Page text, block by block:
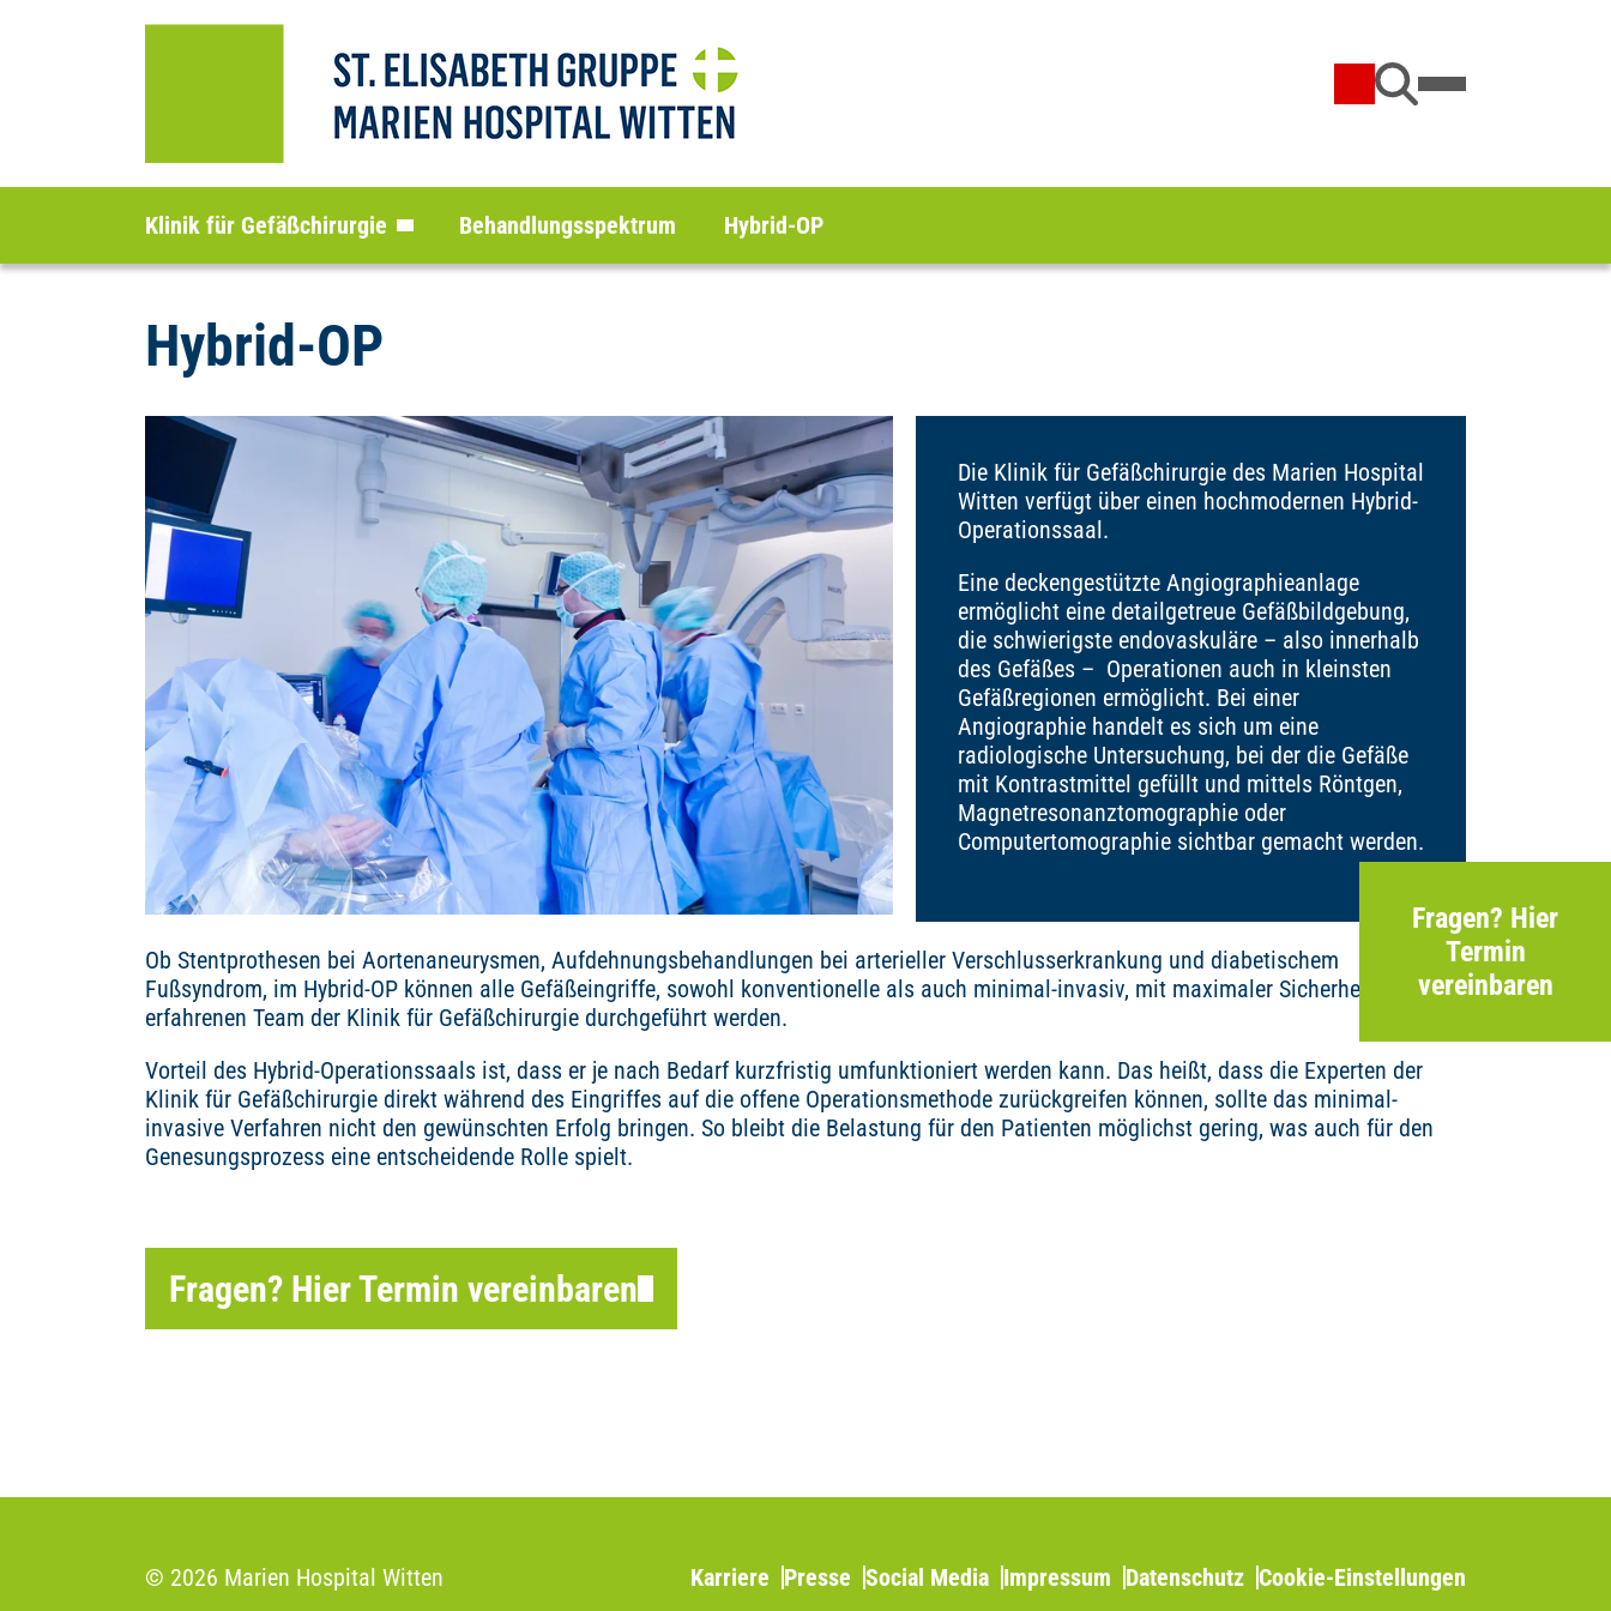
Klinik für Gefäßchirurgie Behandlungsspektrum Hybrid-OP
Hybrid-OP
Die Klinik für Gefäßchirurgie des Marien Hospital
Witten verfügt über einen hochmodernen Hybrid-
Operationssaal.
Eine deckengestützte Angiographieanlage
ermöglicht eine detailgetreue Gefäßbildgebung,
die schwierigste endovaskuläre – also innerhalb
des Gefäßes – Operationen auch in kleinsten
Gefäßregionen ermöglicht. Bei einer
Angiographie handelt es sich um eine
radiologische Untersuchung, bei der die Gefäße
mit Kontrastmittel gefüllt und mittels Röntgen,
Magnetresonanztomographie oder
Computertomographie sichtbar gemacht werden.
Ob Stentprothesen bei Aortenaneurysmen, Aufdehnungsbehandlungen bei arterieller Verschlusserkrankung und diabetischem
Fußsyndrom, im Hybrid-OP können alle Gefäßeingriffe, sowohl konventionelle als auch minimal-invasiv, mit maximaler Sicherheit von dem
erfahrenen Team der Klinik für Gefäßchirurgie durchgeführt werden.
Vorteil des Hybrid-Operationssaals ist, dass er je nach Bedarf kurzfristig umfunktioniert werden kann. Das heißt, dass die Experten der
Klinik für Gefäßchirurgie direkt während des Eingriffes auf die offene Operationsmethode zurückgreifen können, sollte das minimal-
invasive Verfahren nicht den gewünschten Erfolg bringen. So bleibt die Belastung für den Patienten möglichst gering, was auch für den
Genesungsprozess eine entscheidende Rolle spielt.
Fragen? Hier Termin vereinbaren
Fragen? Hier
Termin
vereinbaren
© 2026 Marien Hospital Witten Karriere Presse Social Media Impressum Datenschutz Cookie-Einstellungen